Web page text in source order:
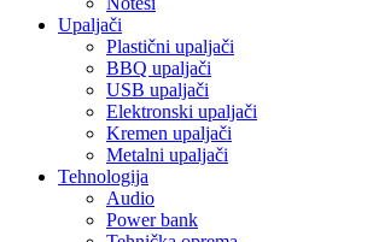
Upaljači
Plastični upaljači
BBQ upaljači
USB upaljači
Elektronski upaljači
Kremen upaljači
Metalni upaljači
Tehnologija
Audio
Power bank